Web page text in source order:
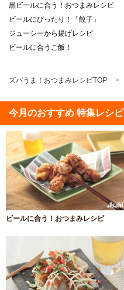
黒ビールに合う！おつまみレシピ
ビールにぴったり！「餃子」
ジューシーから揚げレシピ
ビールに合うご飯！
ズバうま！おつまみレシピTOP
今月のおすすめ 特集レシピ
ビールに合う！おつまみレシピ